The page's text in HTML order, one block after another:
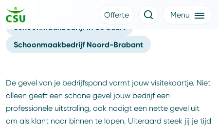
Meer CSU
Nieuws
Klantverhalen
Medewerkers
CSU Login
Offerte aanvragen
Offerte Menu
Gevelreiniging Den Bosch
Schoonmaakbedrijf in de buurt
Schoonmaakbedrijf Noord-Brabant
De gevel van je bedrijfspand vormt jouw visitekaartje. Niet
alleen geeft een schone gevel jouw bedrijf een
professionele uitstraling, ook nodigt een nette gevel uit
om als klant naar binnen te lopen. Uiteraard steek jij je tijd